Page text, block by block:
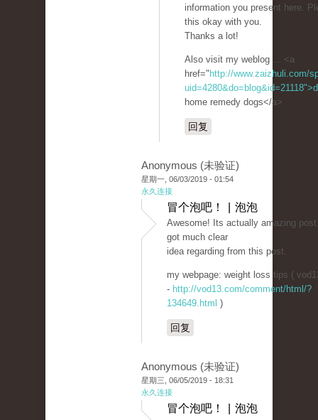
information you present here.
this okay with you.
Thanks a lot!
Also visit my weblog ... <a
href=" http://www.zaizhuli.com/
home remedy dogs</a>
回复
Anonymous (未验证)
星期一, 06/03/2019 - 01:54
永久连接
冒个泡吧！ | 泡泡
Awesome! Its actually amazing
got much clear
idea regarding from this post.
my webpage: weight loss tips (
- http://vod13.com/comment/html/?
134649.html )
回复
Anonymous (未验证)
星期三, 06/05/2019 - 18:31
永久连接
冒个泡吧！ | 泡泡